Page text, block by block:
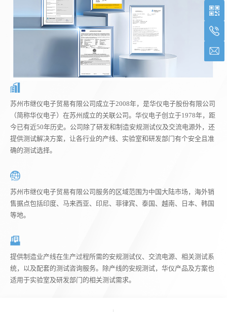
苏州市继仪电子贸易有限公司成立于2008年，是华仪电子股份有限公司
（简称华仪电子）在苏州成立的关联公司。华仪电子创立于1978年，距
今已有近50年历史。公司除了研发和制造安规测试仪及交流电源外，还
提供测试解决方案，让各行业的产线、实验室和研发部门有个安全且准
确的测试选择。
苏州市继仪电子贸易有限公司服务的区域范围为中国大陆市场，海外销
售据点包括印度、马来西亚、印尼、菲律宾、泰国、越南、日本、韩国
等地。
提供制造业产线在生产过程所需的安规测试仪、交流电源、相关测试系
统，以及配套的测试咨询服务。除产线的安规测试，华仪产品及方案也
适用于实验室及研发部门的相关测试需求。